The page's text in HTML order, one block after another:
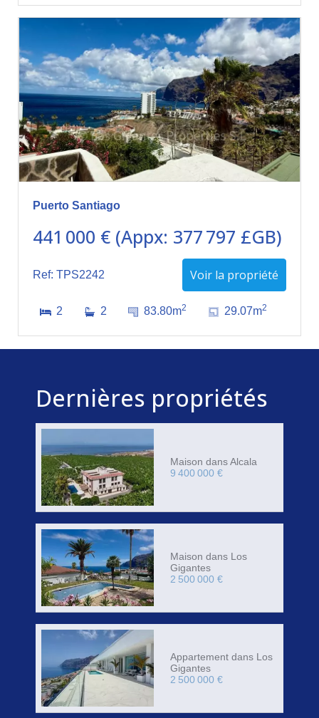
Puerto Santiago
441 000 € (Appx: 377 797 £GB)
Ref: TPS2242 Voir la propriété
2 2 83.80m2 29.07m2
Dernières propriétés
Maison dans Alcala
9 400 000 €
Maison dans Los
Gigantes
2 500 000 €
Appartement dans Los
Gigantes
2 500 000 €